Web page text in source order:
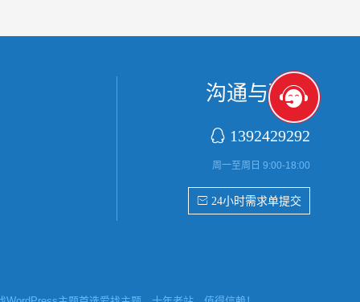
沟通与联系
 1392429292
周一至周日 9:00-18:00
 24小时需求单提交